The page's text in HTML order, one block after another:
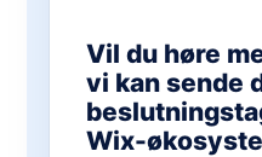
Vil du høre
vi kan sende
Wix-